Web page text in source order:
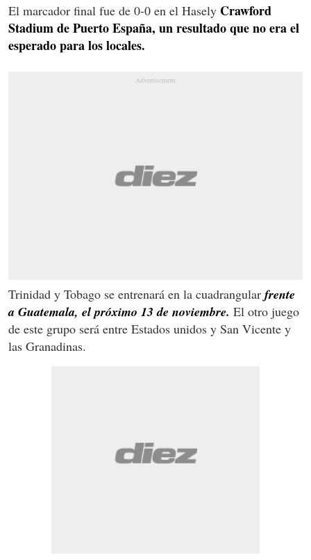
El marcador final fue de 0-0 en el Hasely Crawford
Stadium de Puerto España, un resultado que no era el
esperado para los locales.
Trinidad y Tobago se entrenará en la cuadrangular frente
a Guatemala, el próximo 13 de noviembre. El otro juego
de este grupo será entre Estados unidos y San Vicente y
las Granadinas.